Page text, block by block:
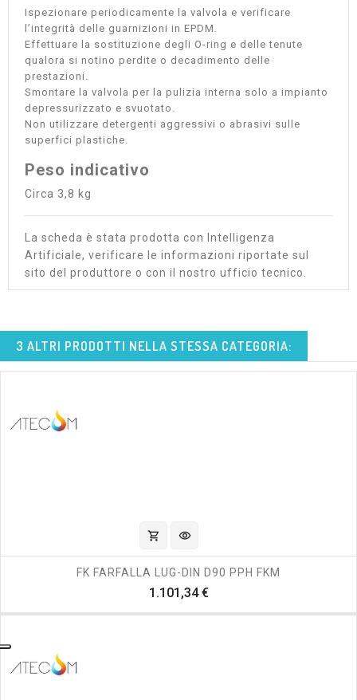
Ispezionare periodicamente la valvola e verificare
l’integrità delle guarnizioni in EPDM.
Effettuare la sostituzione degli O-ring e delle tenute
qualora si notino perdite o decadimento delle
prestazioni.
Smontare la valvola per la pulizia interna solo a impianto
depressurizzato e svuotato.
Non utilizzare detergenti aggressivi o abrasivi sulle
superfici plastiche.
Peso indicativo
Circa 3,8 kg
La scheda è stata prodotta con Intelligenza
Artificiale, verificare le informazioni riportate sul
sito del produttore o con il nostro ufficio tecnico.
3 ALTRI PRODOTTI NELLA STESSA CATEGORIA:
shopping_cart visibility
FK FARFALLA LUG-DIN D90 PPH FKM
1.101,34 €Prezzo